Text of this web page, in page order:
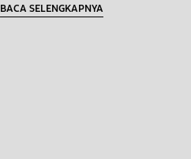
BACA SELENGKAPNYA